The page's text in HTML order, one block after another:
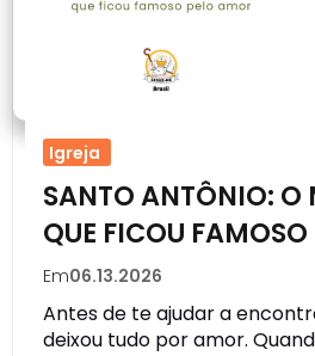
Igreja
SANTO ANTÔNIO: O
QUE FICOU
Em06.13.2026
Antes de te ajudar a
deixou tudo por amor.